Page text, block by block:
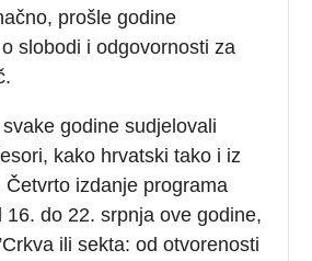
prošle godine
slobodi i odgovornosti za
godine sudjelovali
kako hrvatski tako i iz
izdanje programa
16. do 22. srpnja ove godine,
ili sekta: od otvorenosti